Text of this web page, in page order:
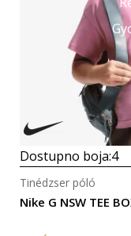
Dostupno boja:4
Nike G NSW TEE
Tinédzser póló